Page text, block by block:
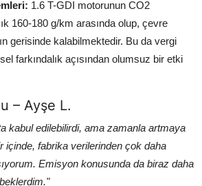
1.6 T-GDI motorunun CO2
160-180 g/km arasında olup, çevre
gerisinde kalabilmektedir. Bu da vergi
farkındalık açısından olumsuz bir etki
– Ayşe L.
kabul edilebilirdi, ama zamanla artmaya
içinde, fabrika verilerinden çok daha
Emisyon konusunda da biraz daha